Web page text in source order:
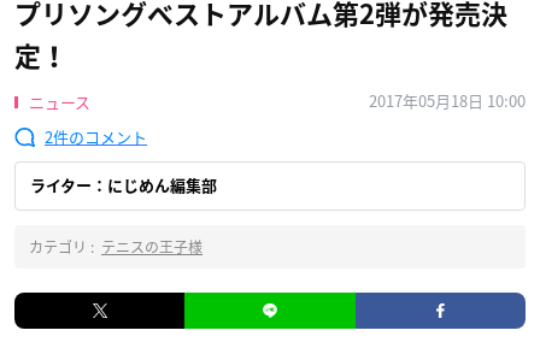
プリソングベストアルバム第2弾が発売決
定！
ニュース
2017年05月18日 10:00
2
ライター：にじめん編集部
カテゴリ : テニスの王子様